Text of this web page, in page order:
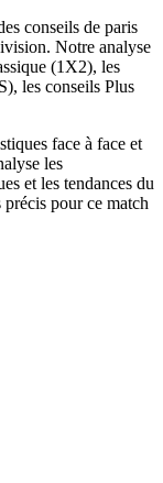
conseils de paris
Notre analyse
(1X2), les
les conseils Plus
face à face et
les
et les tendances du
pour ce match